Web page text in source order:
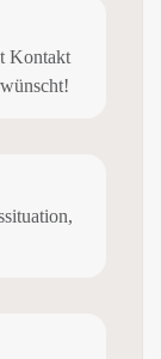
Kontakt